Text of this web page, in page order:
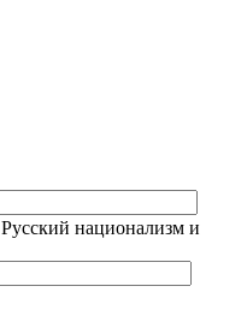
Русский национализм и